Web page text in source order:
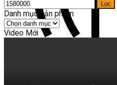
Lọc
Danh mục sản phẩm
Video Mới